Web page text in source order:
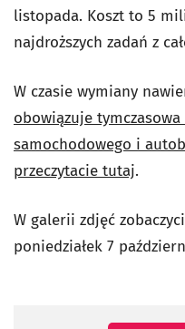
listopada. Koszt to 5
najdroższych zadań z
W czasie wymiany
obowiązuje
samochodowego i
przeczytacie tutaj.
W galerii zdjęć
poniedziałek 7